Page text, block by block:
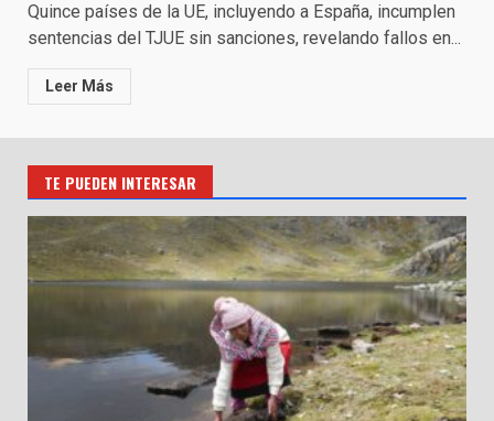
Quince países de la UE, incluyendo a España, incumplen
sentencias del TJUE sin sanciones, revelando fallos en...
Leer Más
TE PUEDEN INTERESAR